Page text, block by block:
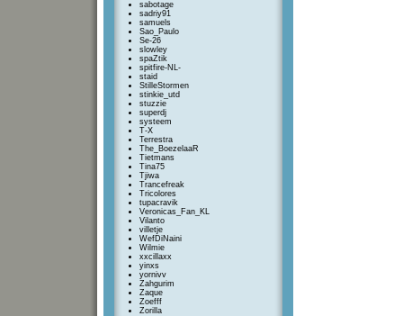
sabotage
sadriy91
samuels
Sao_Paulo
Se-26
slowley
spaZtik
spitfire-NL-
staid
StilleStormen
stinkie_utd
stuzzie
superdj
systeem
T-X
Terrestra
The_BoezelaaR
Tietmans
Tina75
Tjiwa
Trancefreak
Tricolores
tupacravik
Veronicas_Fan_KL
Vilanto
villetje
WefDiNaini
Wilmie
xxcillaxx
yinxs
yornivv
Zahgurim
Zaque
Zoefff
Zorilla